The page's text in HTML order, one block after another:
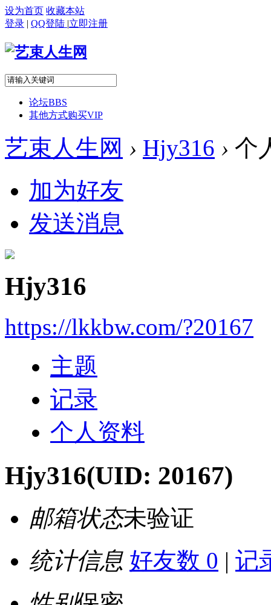
设为首页 收藏本站
登录 | QQ登陆 |立即注册
论坛BBS
其他方式购买VIP
艺束人生网 › Hjy316 › 个
加为好友
发送消息
Hjy316
https://lkkbw.com/?20167
主题
记录
个人资料
Hjy316(UID: 20167)
邮箱状态未验证
统计信息 好友数 0 | 记